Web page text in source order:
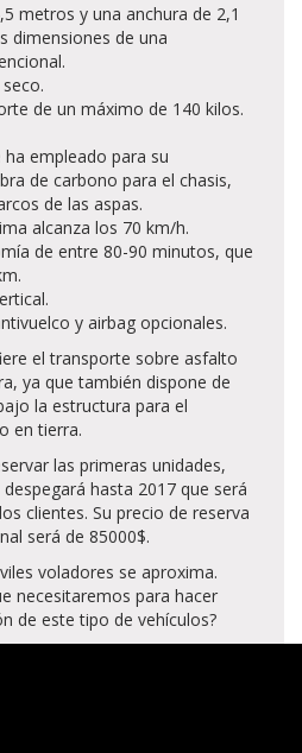
metros y una anchura de 2,1
dimensiones de una
de un máximo de 140 kilos.
ha empleado para su
de carbono para el chasis,
de las aspas.
alcanza los 70 km/h.
de entre 80-90 minutos, que
y airbag opcionales.
el transporte sobre asfalto
ya que también dispone de
la estructura para el
en tierra.
las primeras unidades,
hasta 2017 que será
clientes. Su precio de reserva
será de 85000$.
voladores se aproxima.
necesitaremos para hacer
de este tipo de vehículos?